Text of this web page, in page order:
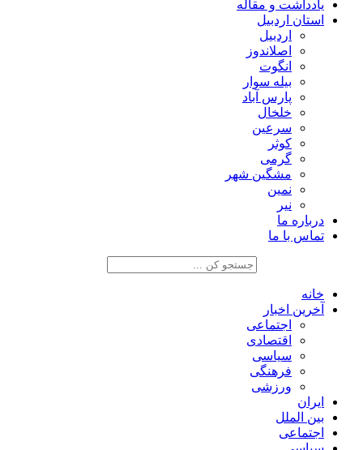
یادداشت و مقاله
استان اردبیل
اردبیل
اصلاندوز
انگوت
بیله سوار
پارس آباد
خلخال
سرعین
کوثر
گرمی
مشگین شهر
نمین
نیر
درباره ما
تماس با ما
خانه
آخرین اخبار
اجتماعی
اقتصادی
سیاسی
فرهنگی
ورزشی
ایران
بین الملل
اجتماعی